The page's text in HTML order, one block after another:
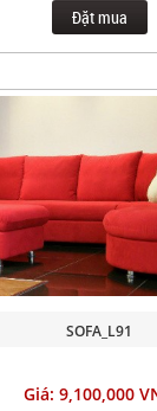
Đặt mua
SOFA_L91
Giá: 9,100,000